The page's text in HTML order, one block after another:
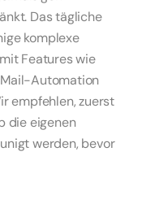
Das tägliche
komplexe
Features wie
Automation
empfehlen, zuerst
die eigenen
werden, bevor